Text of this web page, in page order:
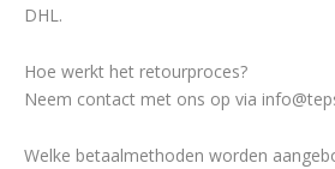
DHL.
Hoe werkt het retourproces?
Neem contact met ons op via
Welke betaalmethoden worden